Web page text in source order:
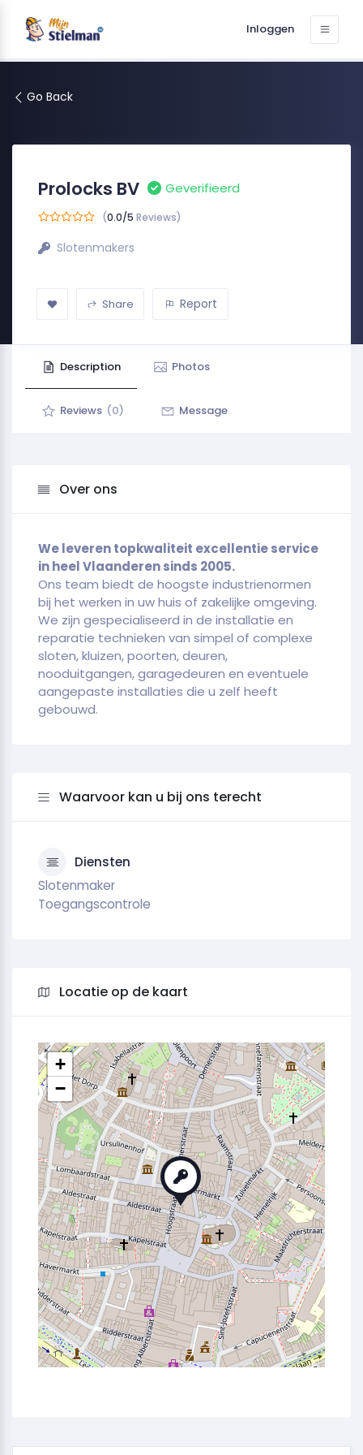
Inloggen
Go Back
Prolocks BV Geverifieerd
(0.0/5 Reviews)
Slotenmakers
Share Report
Description Photos
Reviews (0) Message
Over ons
We leveren topkwaliteit excellentie service
in heel Vlaanderen sinds 2005.
Ons team biedt de hoogste industrienormen
bij het werken in uw huis of zakelijke omgeving.
We zijn gespecialiseerd in de installatie en
reparatie technieken van simpel of complexe
sloten, kluizen, poorten, deuren,
nooduitgangen, garagedeuren en eventuele
aangepaste installaties die u zelf heeft
gebouwd.
Waarvoor kan u bij ons terecht
Diensten
Slotenmaker
Toegangscontrole
Locatie op de kaart
+
−